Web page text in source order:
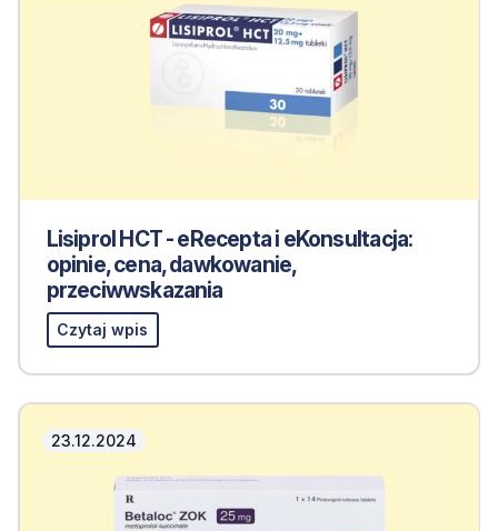
Lisiprol HCT - eRecepta i eKonsultacja:
opinie, cena, dawkowanie,
przeciwwskazania
Czytaj wpis
23.12.2024